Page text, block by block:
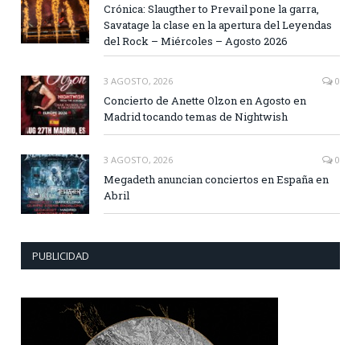
Crónica: Slaugther to Prevail pone la garra,
Savatage la clase en la apertura del Leyendas
del Rock – Miércoles – Agosto 2026
3 AGOSTO, 2026 0
Concierto de Anette Olzon en Agosto en
Madrid tocando temas de Nightwish
3 AGOSTO, 2026 0
Megadeth anuncian conciertos en España en
Abril
PUBLICIDAD